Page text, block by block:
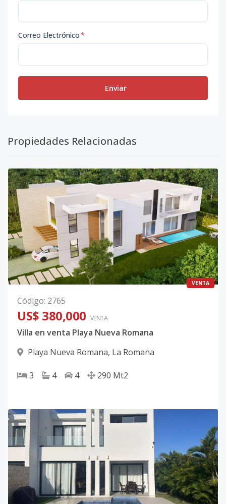
Correo Electrónico*
Enviar
Propiedades Relacionadas
VENTA
Código: 2765
US$ 380,000 VENTA
Villa en venta Playa Nueva Romana
Playa Nueva Romana, La Romana
3 4 4 290 Mt2